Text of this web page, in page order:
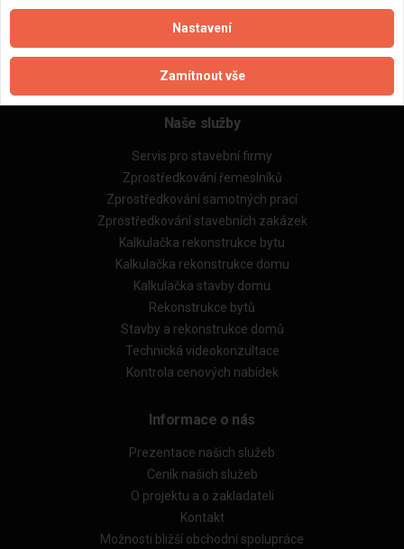
Obchodní podmínky (zprostředkování)
Obchodní podmínky (rozpočtování)
Reference
Naše excelové tabulky online
Naše služby
Servis pro stavební firmy
Zprostředkování řemeslníků
Zprostředkování samotných prací
Zprostředkování stavebních zakázek
Kalkulačka rekonstrukce bytu
Kalkulačka rekonstrukce domu
Kalkulačka stavby domu
Rekonstrukce bytů
Stavby a rekonstrukce domů
Technická videokonzultace
Kontrola cenových nabídek
Informace o nás
Prezentace našich služeb
Ceník našich služeb
O projektu a o zakladateli
Kontakt
Možnosti bližší obchodní spolupráce
Nastavení
Zamítnout vše